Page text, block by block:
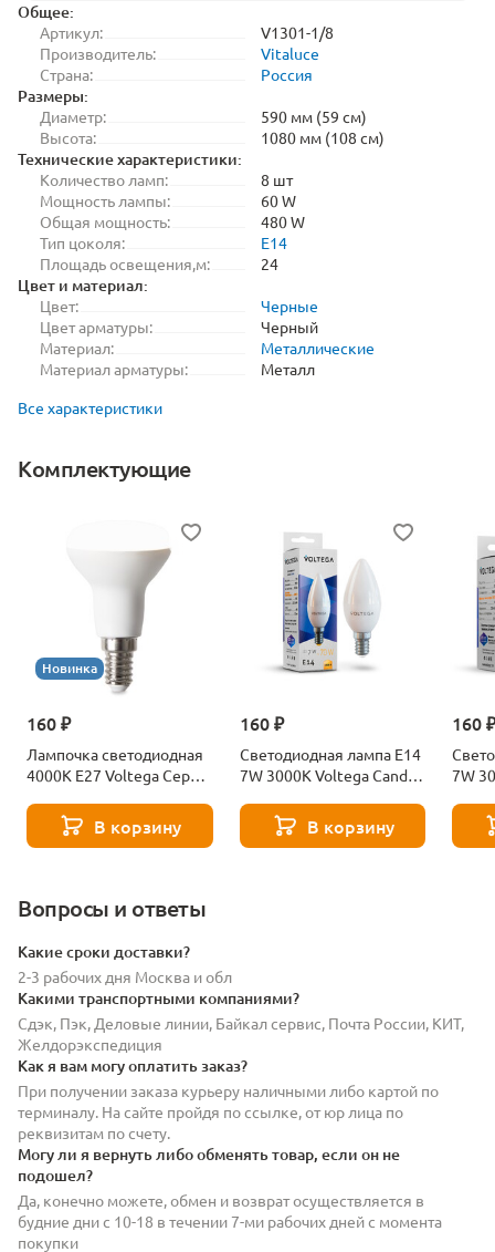
Общее:
Артикул:
V1301-1/8
Производитель:
Vitaluce
Страна:
Россия
Размеры:
Диаметр:
590 мм (59 см)
Высота:
1080 мм (108 см)
Технические характеристики:
Количество ламп:
8 шт
Мощность лампы:
60 W
Общая мощность:
480 W
Тип цоколя:
E14
Площадь освещения,м:
24
Цвет и материал:
Цвет:
Черные
Цвет арматуры:
Черный
Материал:
Металлические
Материал арматуры:
Металл
Все характеристики
Комплектующие
Новинка
160 ₽
Лампочка светодиодная
4000К Е27 Voltega Серия
В корзину
160 ₽
Светодиодная лампа E14
7W 3000K Voltega Candle
В корзину
160
7W
Вопросы и ответы
Какие сроки доставки?
2-3 рабочих дня Москва и обл
Какими транспортными компаниями?
Сдэк, Пэк, Деловые линии, Байкал сервис, Почта России, КИТ,
Желдорэкспедиция
Как я вам могу оплатить заказ?
При получении заказа курьеру наличными либо картой по
терминалу. На сайте пройдя по ссылке, от юр лица по
реквизитам по счету.
Могу ли я вернуть либо обменять товар, если он не
подошел?
Да, конечно можете, обмен и возврат осуществляется в
будние дни с 10-18 в течении 7-ми рабочих дней с момента
покупки